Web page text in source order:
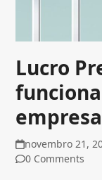
Lucro
novembro 21,
0 Comments